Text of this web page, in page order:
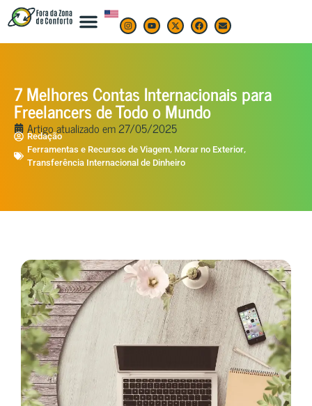
7 Melhores Contas Internacionais para
Freelancers de Todo o Mundo
Artigo atualizado em27/05/2025
Redação
Ferramentas e Recursos de Viagem, Morar no Exterior,
Transferência Internacional de Dinheiro